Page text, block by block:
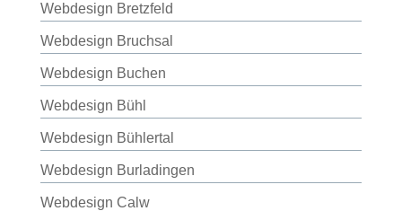
Webdesign Bretzfeld
Webdesign Bruchsal
Webdesign Buchen
Webdesign Bühl
Webdesign Bühlertal
Webdesign Burladingen
Webdesign Calw